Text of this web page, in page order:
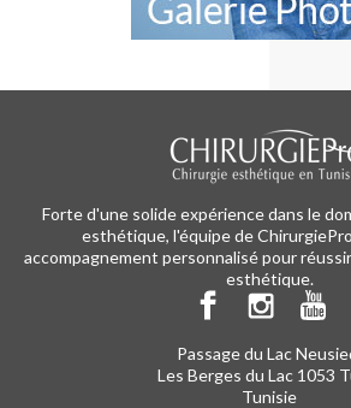
Forte d'une solide expérience dans le
esthétique, l'équipe de
accompagnement personnalisé pour
esthétique.
Passage du Lac
Les Berges du Lac 1053
Tunisie